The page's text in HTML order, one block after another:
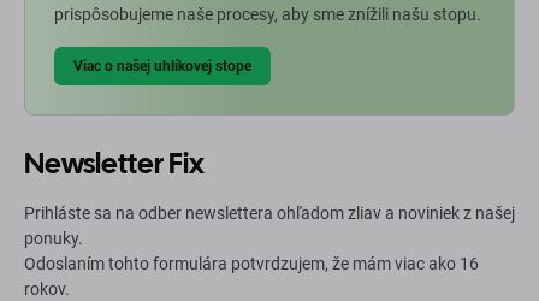
prispôsobujeme naše procesy, aby sme znížili našu stopu.
Viac o našej uhlíkovej stope
Newsletter Fix
Prihláste sa na odber newslettera ohľadom zliav a noviniek z našej
ponuky.
Odoslaním tohto formulára potvrdzujem, že mám viac ako 16
rokov.